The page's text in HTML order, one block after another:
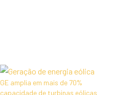
GE amplia em mais de 70%
capacidade de turbinas eólicas